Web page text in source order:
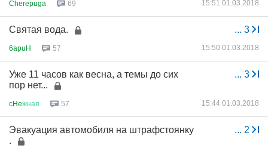
Cherepuga 69 15:51 01.03.2018
... 3
Святая вода.
6apuH 57 15:50 01.03.2018
... 3
Уже 11 часов как весна, а темы до сих
пор нет...
cHeжная 57 15:44 01.03.2018
... 2
Эвакуация автомобиля на штрафстоянку
.